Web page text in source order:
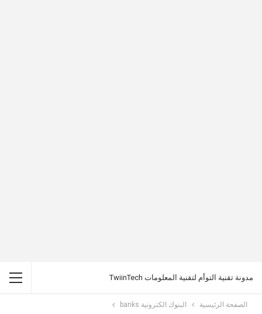
مدونة تقنية التوأم لتقنية المعلومات TwiinTech
الصفحة الرئيسية البنوك الكترونية banks